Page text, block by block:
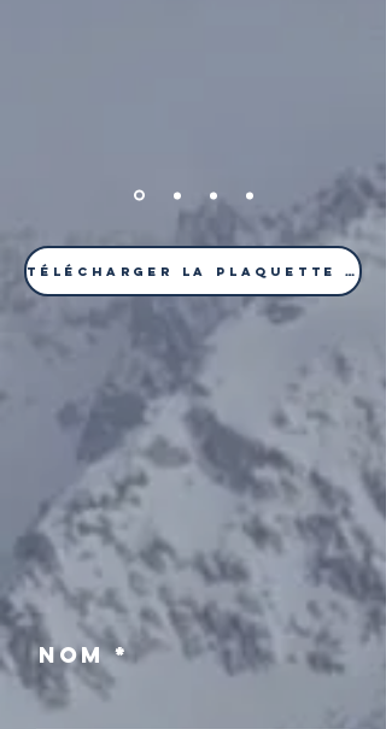
Télécharger la plaquette partenaires
Nom